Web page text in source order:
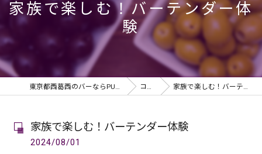
家族で楽しむ！バーテンダー体
験
東京都西葛西のバーならPUB & BAR Lien コラム 家族で楽しむ！バーテンダー体験
家族で楽しむ！バーテンダー体験
2024/08/01